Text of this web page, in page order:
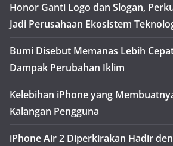
Honor Ganti Logo dan Slogan,
Jadi Perusahaan Ekosistem
Bumi Disebut Memanas Lebih
Dampak Perubahan Iklim
Kelebihan iPhone yang
Kalangan Pengguna
iPhone Air 2 Diperkirakan Hadir